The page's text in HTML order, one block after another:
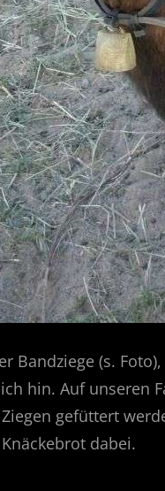
Bandziege (s.
hin. Auf unseren
gefüttert
dabei.